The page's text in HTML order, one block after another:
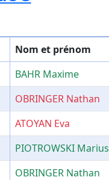
Nom et prénom
BAHR Maxime
OBRINGER Nathan
ATOYAN Eva
PIOTROWSKI Marius
OBRINGER Nathan